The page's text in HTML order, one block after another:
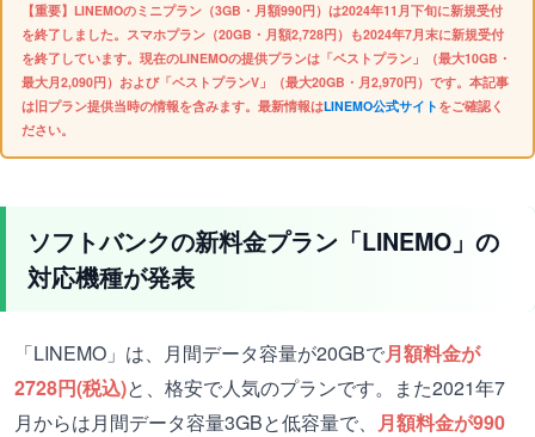
【重要】LINEMOのミニプラン（3GB・月額990円）は2024年11月下旬に新規受付
を終了しました。スマホプラン（20GB・月額2,728円）も2024年7月末に新規受付
を終了しています。現在のLINEMOの提供プランは「ベストプラン」（最大10GB・
最大月2,090円）および「ベストプランV」（最大20GB・月2,970円）です。本記事
は旧プラン提供当時の情報を含みます。最新情報はLINEMO公式サイト をご確認く
ださい。
ソフトバンクの新料金プラン「LINEMO」の
対応機種が発表
「LINEMO」は、月間データ容量が20GBで月額料金が
2728円(税込)と、格安で人気のプランです。また2021年7
月からは月間データ容量3GBと低容量で、 月額料金が990